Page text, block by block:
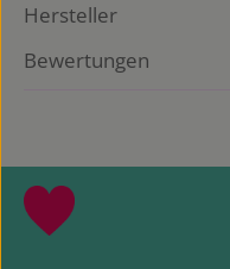
Hersteller
Bewertungen